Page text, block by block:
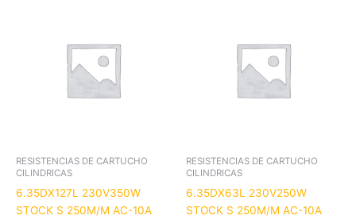
RESISTENCIAS DE CARTUCHO
CILINDRICAS
6.35DX127L 230V350W
STOCK S 250M/M AC-10A
RESISTENCIAS DE CARTUCHO
CILINDRICAS
6.35DX63L 230V250W
STOCK S 250M/M AC-10A